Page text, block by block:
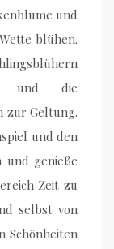
und
blühen.
und die
zur Geltung.
und den
und genieße
Zeit zu
selbst von
Schönheiten